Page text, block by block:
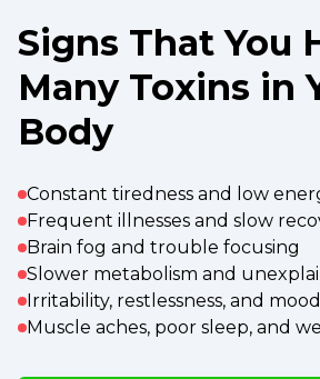
Signs That You
Many Toxins in
Body
Constant tiredness and low
Frequent illnesses and slow
Brain fog and trouble focusing
Slower metabolism and
Irritability, restlessness, and
Muscle aches, poor sleep, and